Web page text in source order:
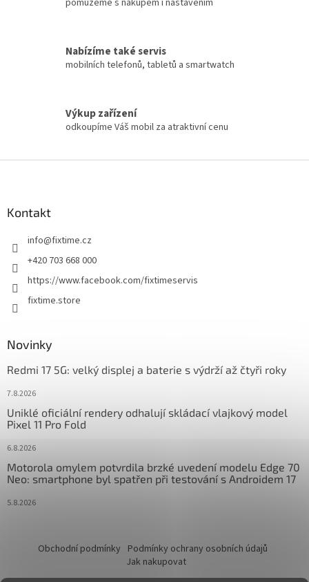
Nabízíme také servis
mobilních telefonů, tabletů a smartwatch
Výkup zařízení
odkoupíme Váš mobil za atraktivní cenu
Kontakt
info@fixtime.cz
+420 703 668 000
https://www.facebook.com/fixtimeservis
fixtime.store
Novinky
Redmi 17 5G: velký displej a baterie s výdrží až čtyři roky
7.8.2026
Uniklé oficiální rendery odhalují skládací vlajkový model
Pixel 11 Pro Fold
6.8.2026
Motorola omylem potvrdila brzké uvedení modelu Edge 70
Neo: smartphone byl spatřen při testování s Androidem 17
5.8.2026
Obchodní podmínky Podmínky ochrany osobních údajů
Jak nakupovat